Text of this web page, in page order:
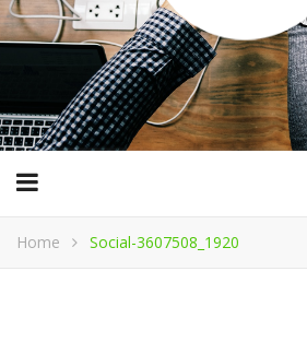
Home Social-3607508_1920